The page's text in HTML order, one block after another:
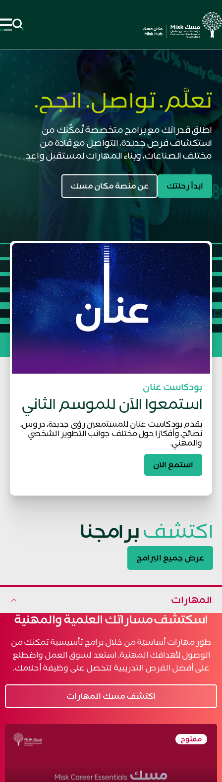
تعلَّم. تواصل. انجح.
اطلق قدراتك مع برامج متخصصة تُمكِّنك من
استكشاف فرص جديدة، التواصل مع قادة من
مختلف الصناعات، وبناء المهارات لمستقبلٍ واعد
ابدأ رحلتك عن منصة مكان مسك
بودكاست عنان
استمعوا الآن للموسم الثاني
يقدم بودكاست عنان للمستمعين رؤى جديدة، دروس،
نصائح، وأفكارًا حول مختلف جوانب التطوير الشخصي
والمهني.
استمع الآن
اكتشف برامجنا
عرض جميع البرامج
المهارات
اسكتشف مساراتك العلمية والمهنية
طوّر مهارات أساسيّة من خلال برامج تأسيسية تمكنك من
الوصول لأهدافك المهنية. استعد لسوق العمل واضطلع
على أفضل الفرص التدريبية لتحصل على وظيفة أحلامك.
اكتشف مسك المهارات
مفتوح
ساعة -ساعتان لكل دورة